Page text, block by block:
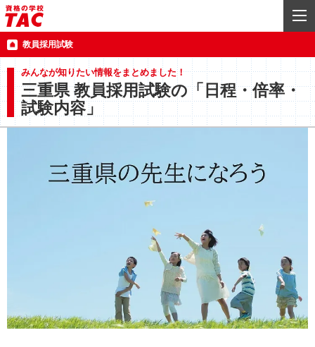
教員採用試験
みんなが知りたい情報をまとめました！
三重県 教員採用試験の「日程・倍率・
試験内容」